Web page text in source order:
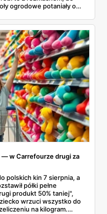
ogrodowe potaniały o
i wybrałam rzeczy, przy
nie tylko marketingowa.
niż zapowiada kalendarz.
— w Carrefourze drugi za
polskich kin 7 sierpnia, a
półki pełne
produkt 50% taniej",
wrzuci wszystko do
na kilogram.